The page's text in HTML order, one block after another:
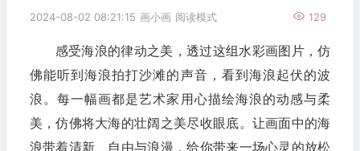
2024-08-02 08:21:15 画小画 129
阅读模式
感受海浪的律动之美，透过这组水彩画图片，仿
佛能听到海浪拍打沙滩的声音，看到海浪起伏的波
浪。每一幅画都是艺术家用心描绘海浪的动感与柔
美，仿佛将大海的壮阔之美尽收眼底。让画面中的海
浪带着清新、自由与浪漫，给你带来一场心灵的放松